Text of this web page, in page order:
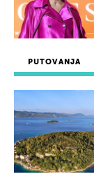
PUTOVANJA